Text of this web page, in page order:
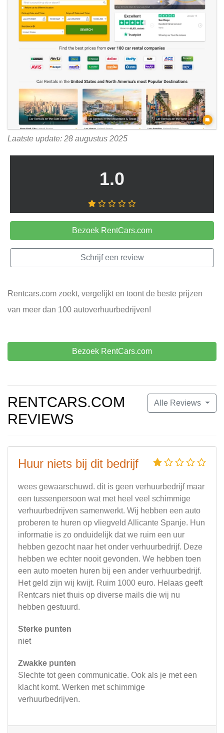
Laatste update: 28 augustus 2025
1.0
Bezoek RentCars.com
Schrijf een review
Rentcars.com zoekt, vergelijkt en toont de beste prijzen
van meer dan 100 autoverhuurbedrijven!
Bezoek RentCars.com
Alle Reviews
RENTCARS.COM
REVIEWS
Huur niets bij dit bedrijf
wees gewaarschuwd. dit is geen verhuurbedrijf maar
een tussenpersoon wat met heel veel schimmige
verhuurbedrijven samenwerkt. Wij hebben een auto
proberen te huren op vliegveld Allicante Spanje. Hun
informatie is zo onduidelijk dat we ruim een uur
hebben gezocht naar het onder verhuurbedrijf. Deze
hebben we echter nooit gevonden. We hebben toen
een auto moeten huren bij een ander verhuurbedrijf.
Het geld zijn wij kwijt. Ruim 1000 euro. Helaas geeft
Rentcars niet thuis op diverse mails die wij nu
hebben gestuurd.
Sterke punten
niet
Zwakke punten
Slechte tot geen communicatie. Ook als je met een
klacht komt. Werken met schimmige
verhuurbedrijven.